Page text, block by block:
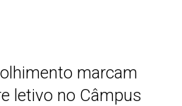
marcam
letivo no Câmpus